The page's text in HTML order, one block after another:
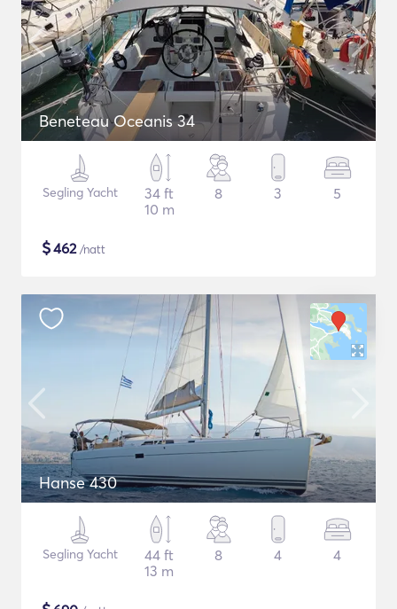
Beneteau Oceanis 34
Segling Yacht
34 ft
10 m
8 3 5
$462/natt
Hanse 430
Segling Yacht
44 ft
13 m
8 4 4